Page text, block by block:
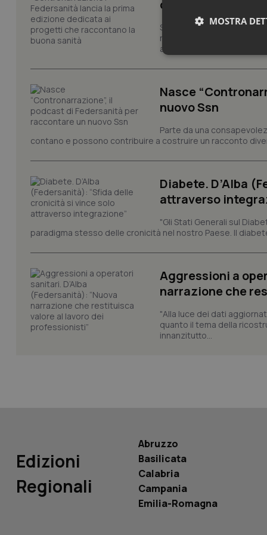
dedicata ai
Sono ufficialmente aperte
riconoscimento promosso
attraverso progetti,
Nasce
nuovo Ssn
Parte da una
contano e possono contribuire a costruire un racconto
Diabete. D’Alba
attraverso
"Gli Stati Generali sul
paradigma stesso delle cronicità nel nostro Paese. Il
Aggressioni a
narrazione che
"Alla luce dei dati
quanto il tema della
innanzitutto...
Edizioni
Regionali
Abruzzo
Basilicata
Calabria
Campania
Emilia-Romagna
MOSTRA
I cookie necessari
Nome
tracking-sites-
tracking-enable